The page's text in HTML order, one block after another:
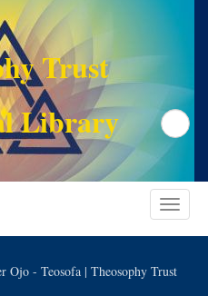
Trust
Library
Search
Toggle
Ojo - Teosofa | Theosophy Trust